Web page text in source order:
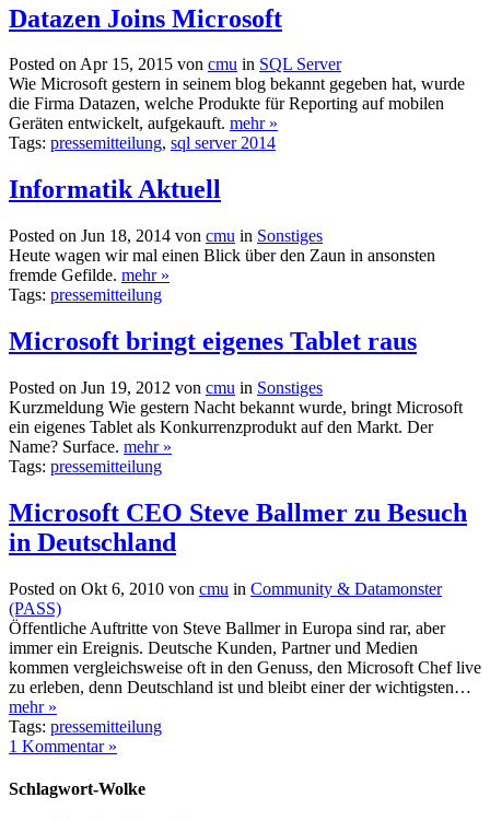
Datazen Joins Microsoft
Posted on Apr 15, 2015 von cmu in SQL Server
Wie Microsoft gestern in seinem blog bekannt gegeben hat, wurde
die Firma Datazen, welche Produkte für Reporting auf mobilen
Geräten entwickelt, aufgekauft. mehr »
Tags: pressemitteilung, sql server 2014
Informatik Aktuell
Posted on Jun 18, 2014 von cmu in Sonstiges
Heute wagen wir mal einen Blick über den Zaun in ansonsten
fremde Gefilde. mehr »
Tags: pressemitteilung
Microsoft bringt eigenes Tablet raus
Posted on Jun 19, 2012 von cmu in Sonstiges
Kurzmeldung Wie gestern Nacht bekannt wurde, bringt Microsoft
ein eigenes Tablet als Konkurrenzprodukt auf den Markt. Der
Name? Surface. mehr »
Tags: pressemitteilung
Microsoft CEO Steve Ballmer zu Besuch
in Deutschland
Posted on Okt 6, 2010 von cmu in Community & Datamonster
(PASS)
Öffentliche Auftritte von Steve Ballmer in Europa sind rar, aber
immer ein Ereignis. Deutsche Kunden, Partner und Medien
kommen vergleichsweise oft in den Genuss, den Microsoft Chef live
zu erleben, denn Deutschland ist und bleibt einer der wichtigsten…
mehr »
Tags: pressemitteilung
1 Kommentar »
Schlagwort-Wolke